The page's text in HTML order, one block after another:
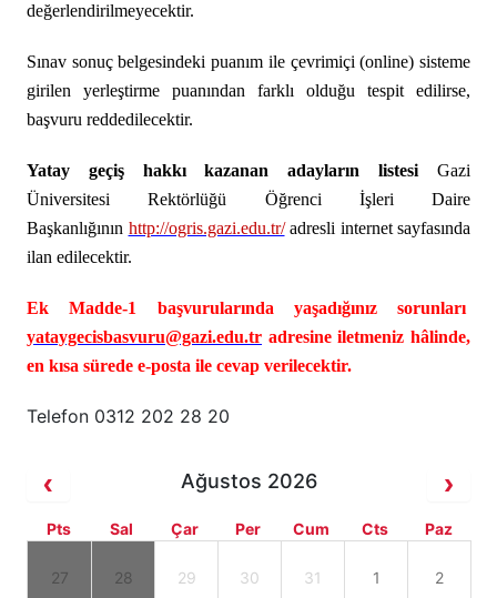
değerlendirilmeyecektir.
Sınav sonuç belgesindeki puanım ile çevrimiçi (online) sisteme
girilen yerleştirme puanından farklı olduğu tespit edilirse,
başvuru reddedilecektir.
Yatay geçiş hakkı kazanan adayların listesi Gazi
Üniversitesi Rektörlüğü Öğrenci İşleri Daire
Başkanlığının http://ogris.gazi.edu.tr/adresli internet sayfasında
ilan edilecektir.
Ek Madde-1 başvurularında yaşadığınız sorunları
yataygecisbasvuru@gazi.edu.tr adresine iletmeniz hâlinde,
en kısa sürede e-posta ile cevap verilecektir.
Telefon 0312 202 28 20
Ağustos 2026
Pts Sal Çar Per Cum Cts Paz
27 28 29 30 31 1 2